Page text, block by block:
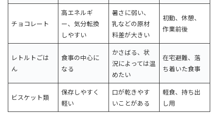
チョコレート
高エネルギ
ー、気分転換
しやすい
暑さに弱い、
乳などの原材
料差が大きい
初動、休憩、
作業前後
レトルトごは
ん
食事の中心に
なる
かさばる、状
況によっては温
めたい
在宅避難、落
ち着いた食事
ビスケット類
保存しやすく
軽い
口が乾きやす
いことがある
軽食、持ち出
し用